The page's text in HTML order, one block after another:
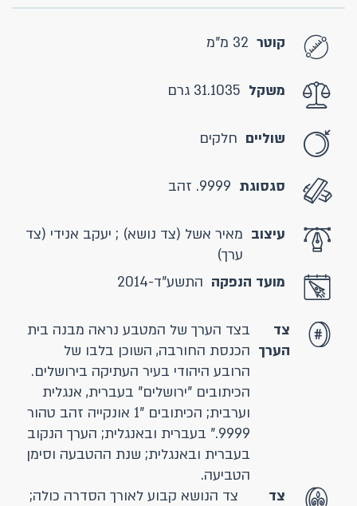
קוטר 32 מ"מ
משקל 31.1035 גרם
שוליים חלקים
סגסוגת 9999. זהב
עיצוב מאיר אשל (צד נושא) ; יעקב אנידי (צד
ערך)
מועד הנפקה התשע"ד-2014
צד
הערך
בצד הערך של המטבע נראה מבנה בית
הכנסת החורבה, השוכן בלבו של
הרובע היהודי בעיר העתיקה בירושלים.
הכיתובים "ירושלים" בעברית, אנגלית
וערבית; הכיתובים "1 אונקייה זהב טהור
9999." בעברית ובאנגלית; הערך הנקוב
בעברית ובאנגלית; שנת ההטבעה וסימן
הטביעה.
צד
צד הנושא קבוע לאורך הסדרה כולה;